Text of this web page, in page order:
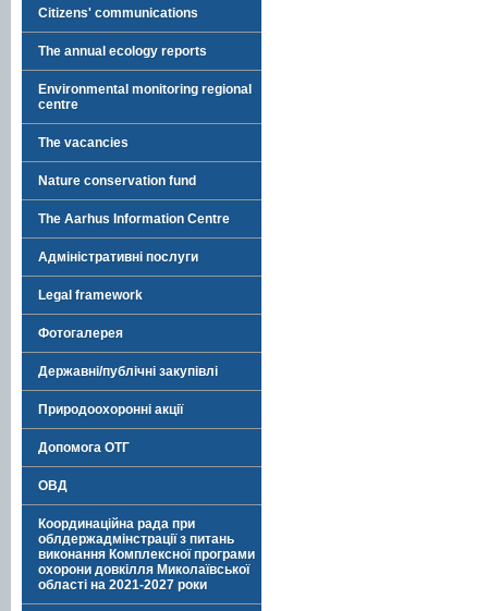
Citizens' communications
The annual ecology reports
Environmental monitoring regional
centre
The vacancies
Nature conservation fund
The Aarhus Information Centre
Адміністративні послуги
Legal framework
Фотогалерея
Державні/публічні закупівлі
Природоохоронні акції
Допомога ОТГ
ОВД
Координаційна рада при
облдержадмінстрації з питань
виконання Комплексної програми
охорони довкілля Миколаївської
області на 2021-2027 роки